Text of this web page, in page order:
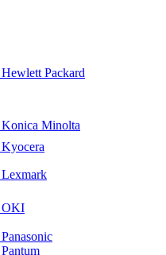
Packard
Minolta
OKI